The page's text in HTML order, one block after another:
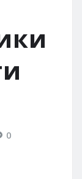
0